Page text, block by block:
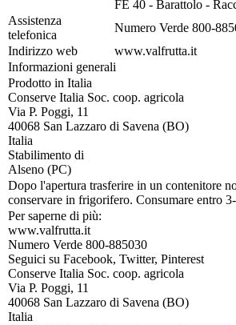
FE 40 - Barattolo -
Assistenza
telefonica
Numero Verde 800-
Indirizzo web
www.valfrutta.it
Informazioni generali
Prodotto in Italia
Conserve Italia Soc. coop. agricola
Via P. Poggi, 11
40068 San Lazzaro di Savena (BO)
Italia
Stabilimento di
Alseno (PC)
Dopo l'apertura trasferire in un contenitore
conservare in frigorifero. Consumare entro
Per saperne di più:
www.valfrutta.it
Numero Verde 800-885030
Seguici su Facebook, Twitter, Pinterest
Conserve Italia Soc. coop. agricola
Via P. Poggi, 11
40068 San Lazzaro di Savena (BO)
Italia